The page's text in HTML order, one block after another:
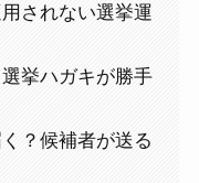
されない選挙運
挙ハガキが勝手
？候補者が送る